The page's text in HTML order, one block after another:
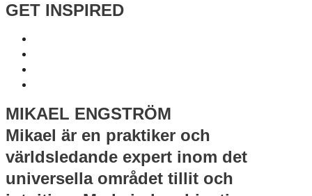
GET INSPIRED
MIKAEL ENGSTRÖM
Mikael är en praktiker och
världsledande expert inom det
universella området tillit och